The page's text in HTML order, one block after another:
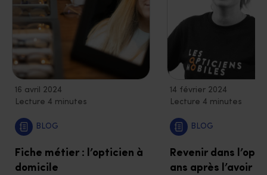
16 avril 2024
Lecture 4 minutes
BLOG
Fiche métier : l’opticien à
domicile
14 février 2024
Lecture 4 minutes
BLOG
Revenir dans
ans après l’avoir